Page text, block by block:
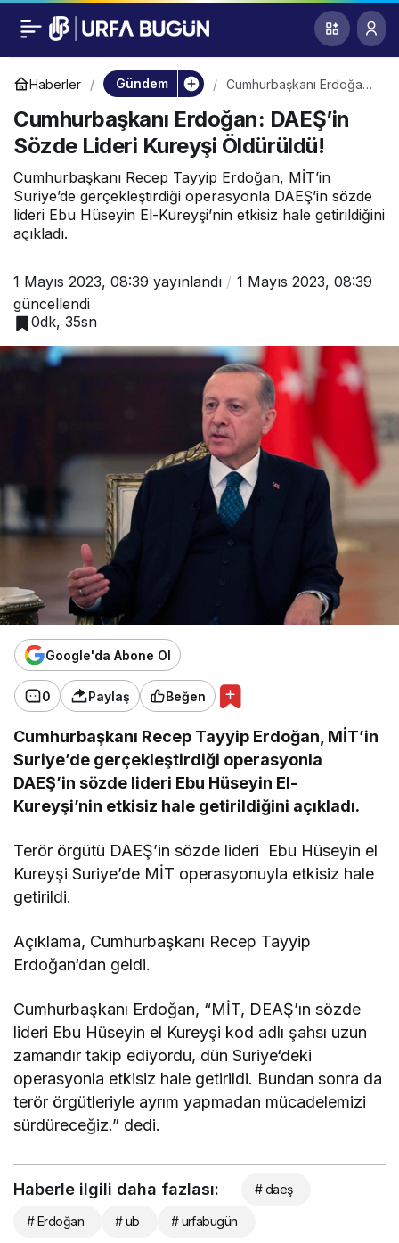
Haberler Gündem
Cumhurbaşkanı Erdoğan:
Kureyşi Öldürüldü!
Cumhurbaşkanı Erdoğan: DAEŞ’in
Sözde Lideri Kureyşi Öldürüldü!
Cumhurbaşkanı Recep Tayyip Erdoğan, MİT’in
Suriye’de gerçekleştirdiği operasyonla DAEŞ’in sözde
lideri Ebu Hüseyin El-Kureyşi’nin etkisiz hale getirildiğini
açıkladı.
1 Mayıs 2023, 08:39 yayınlandı
1 Mayıs 2023, 08:39
güncellendi
0dk, 35sn
Google'da Abone Ol
0 Paylaş Beğen
Cumhurbaşkanı Recep Tayyip Erdoğan, MİT’in
Suriye’de gerçekleştirdiği operasyonla
DAEŞ’in sözde lideri Ebu Hüseyin El-
Kureyşi’nin etkisiz hale getirildiğini açıkladı.
Terör örgütü DAEŞ’in sözde lideri Ebu Hüseyin el
Kureyşi Suriye’de MİT operasyonuyla etkisiz hale
getirildi.
Açıklama, Cumhurbaşkanı Recep Tayyip
Erdoğan‘dan geldi.
Cumhurbaşkanı Erdoğan, “MİT, DEAŞ’ın sözde
lideri Ebu Hüseyin el Kureyşi kod adlı şahsı uzun
zamandır takip ediyordu, dün Suriye‘deki
operasyonla etkisiz hale getirildi. Bundan sonra da
terör örgütleriyle ayrım yapmadan mücadelemizi
sürdüreceğiz.” dedi.
Cumhurbaşkanı
Erdoğan: DAEŞ’in
Sözde Lideri Kureyşi
Öldürüldü!
0
Haberle ilgili daha fazlası: # daeş
# Erdoğan # ub # urfabugün